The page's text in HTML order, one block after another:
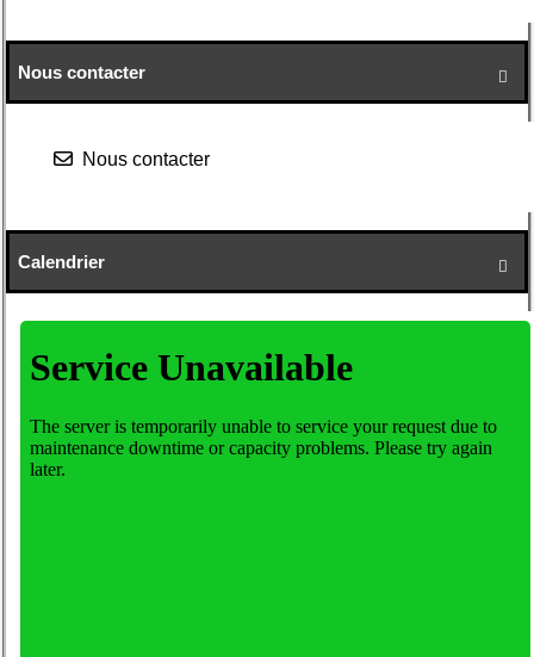

Nous contacter
Nous contacter

Calendrier